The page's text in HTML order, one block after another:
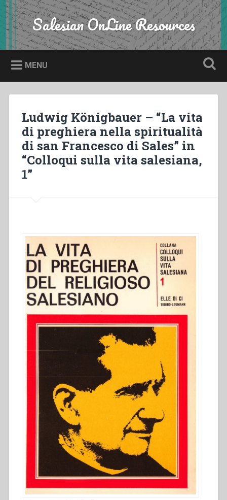
Skip
to
content
Search Salesian OnLine Resources
MENU
Ludwig Königbauer – “La vita
di preghiera nella spiritualità
di san Francesco di Sales” in
“Colloqui sulla vita salesiana,
1”